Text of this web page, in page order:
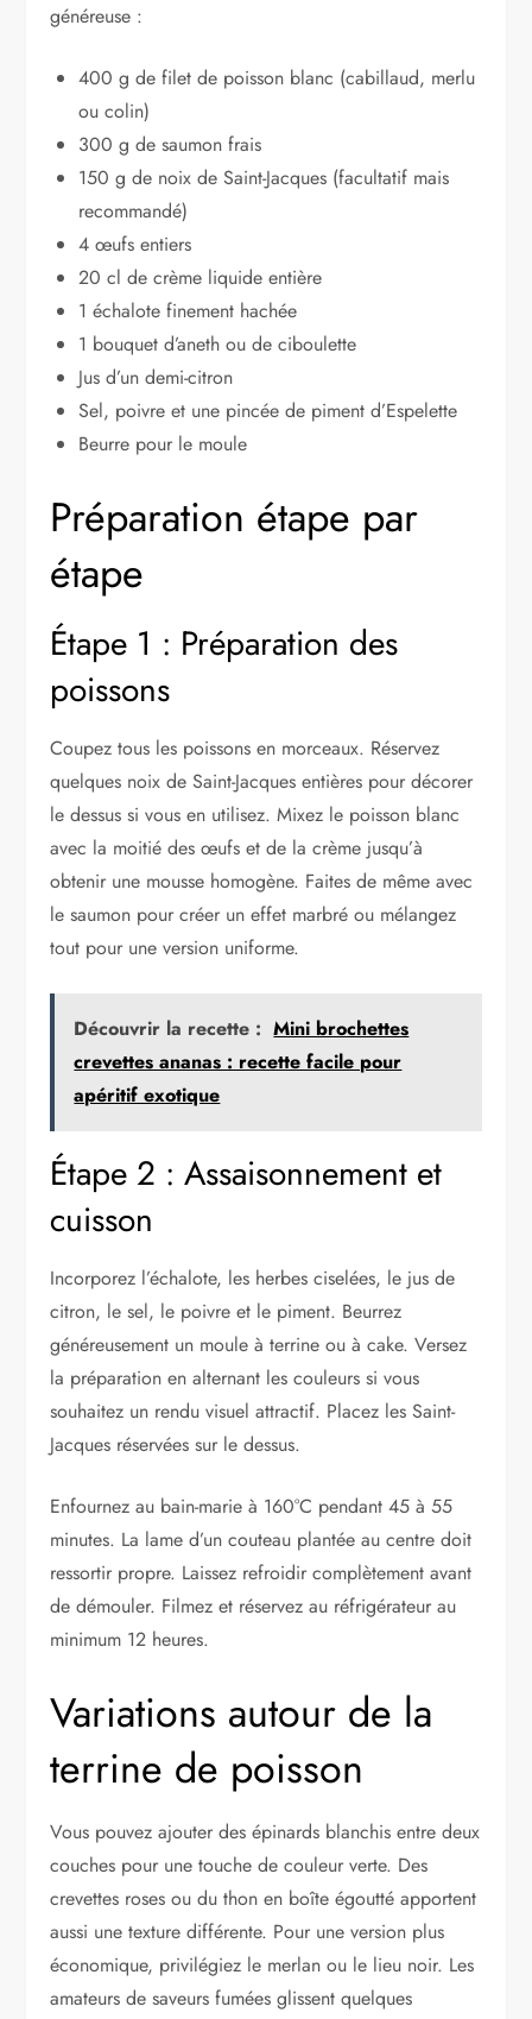
généreuse :
400 g de filet de poisson blanc (cabillaud, merlu
ou colin)
300 g de saumon frais
150 g de noix de Saint-Jacques (facultatif mais
recommandé)
4 œufs entiers
20 cl de crème liquide entière
1 échalote finement hachée
1 bouquet d’aneth ou de ciboulette
Jus d’un demi-citron
Sel, poivre et une pincée de piment d’Espelette
Beurre pour le moule
Préparation étape par
étape
Étape 1 : Préparation des
poissons
Coupez tous les poissons en morceaux. Réservez
quelques noix de Saint-Jacques entières pour décorer
le dessus si vous en utilisez. Mixez le poisson blanc
avec la moitié des œufs et de la crème jusqu’à
obtenir une mousse homogène. Faites de même avec
le saumon pour créer un effet marbré ou mélangez
tout pour une version uniforme.
Découvrir la recette : Mini brochettes
crevettes ananas : recette facile pour
apéritif exotique
Étape 2 : Assaisonnement et
cuisson
Incorporez l’échalote, les herbes ciselées, le jus de
citron, le sel, le poivre et le piment. Beurrez
généreusement un moule à terrine ou à cake. Versez
la préparation en alternant les couleurs si vous
souhaitez un rendu visuel attractif. Placez les Saint-
Jacques réservées sur le dessus.
Enfournez au bain-marie à 160°C pendant 45 à 55
minutes. La lame d’un couteau plantée au centre doit
ressortir propre. Laissez refroidir complètement avant
de démouler. Filmez et réservez au réfrigérateur au
minimum 12 heures.
Variations autour de la
terrine de poisson
Vous pouvez ajouter des épinards blanchis entre deux
couches pour une touche de couleur verte. Des
crevettes roses ou du thon en boîte égoutté apportent
aussi une texture différente. Pour une version plus
économique, privilégiez le merlan ou le lieu noir. Les
amateurs de saveurs fumées glissent quelques